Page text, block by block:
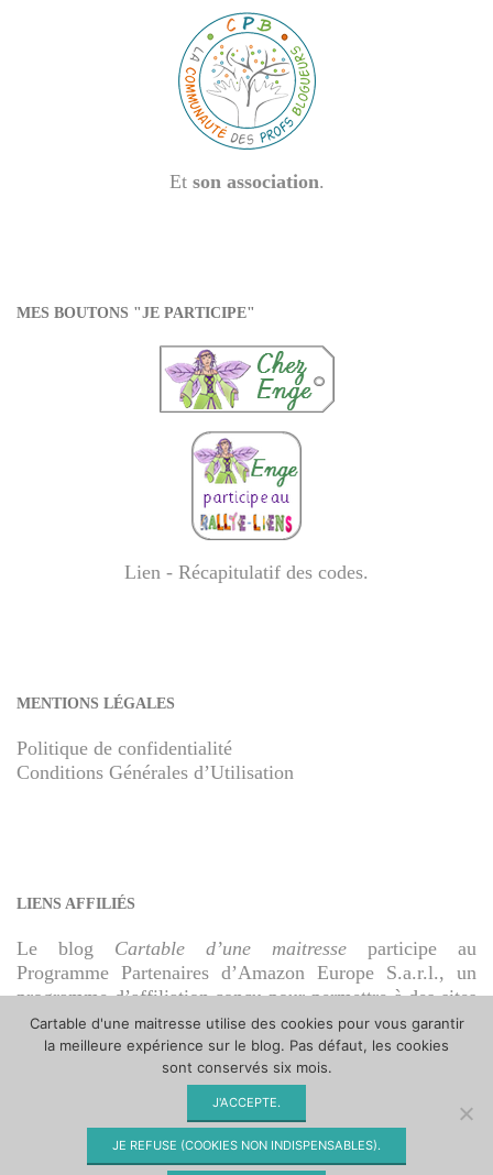
Et son association.
MES BOUTONS "JE PARTICIPE"
Lien - Récapitulatif des codes.
MENTIONS LÉGALES
Politique de confidentialité
Conditions Générales d’Utilisation
LIENS AFFILIÉS
Le blog Cartable d’une maitresse participe au
Programme Partenaires d’Amazon Europe S.a.r.l., un
programme d’affiliation conçu pour permettre à des sites
de percevoir une rémunération grâce à la création de
liens vers Amazon.fr.
Cartable d'une maitresse utilise des cookies pour vous garantir
la meilleure expérience sur le blog. Pas défaut, les cookies
sont conservés six mois.
J'ACCEPTE.
JE REFUSE (COOKIES NON INDISPENSABLES).